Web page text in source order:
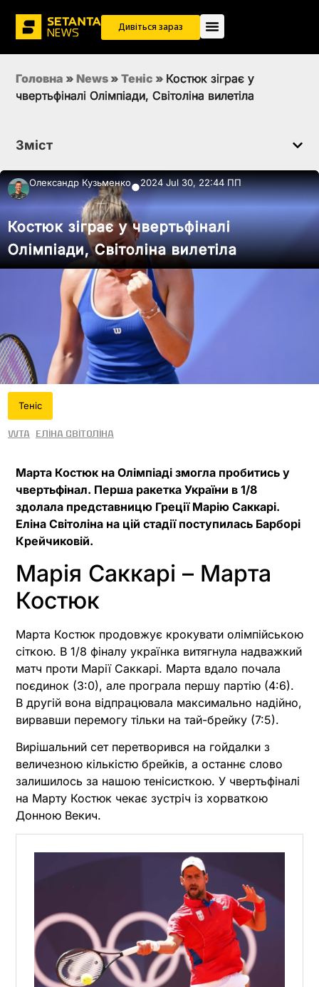
Дивіться зараз
Головна » News » Теніс » Костюк зіграє у
чвертьфіналі Олімпіади, Світоліна вилетіла
Зміст
Олександр Кузьменко●2024 Jul 30, 22:44 ПП
Костюк зіграє у чвертьфіналі
Олімпіади, Світоліна вилетіла
Теніс
WTA Еліна Світоліна
Марта Костюк на Олімпіаді змогла пробитись у
чвертьфінал. Перша ракетка України в 1/8
здолала представницю Греції Марію Саккарі.
Еліна Світоліна на цій стадії поступилась Барборі
Крейчиковій.
Марія Саккарі – Марта
Костюк
Марта Костюк продовжує крокувати олімпійською
сіткою. В 1/8 фіналу українка витягнула надважкий
матч проти Марії Саккарі. Марта вдало почала
поєдинок (3:0), але програла першу партію (4:6).
В другій вона відпрацювала максимально надійно,
вирвавши перемогу тільки на тай-брейку (7:5).
Вирішальний сет перетворився на гойдалки з
величезною кількістю брейків, а останнє слово
залишилось за нашою тенісисткою. У чвертьфіналі
на Марту Костюк чекає зустріч із хорваткою
Донною Векич.